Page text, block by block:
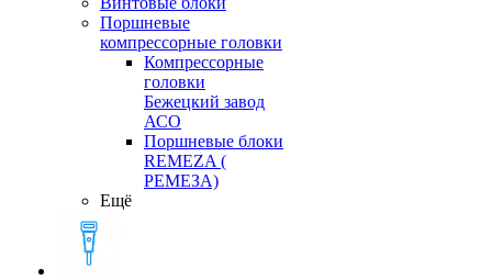
Поршневые
компрессорные головки
Компрессорные
головки
Бежецкий завод
АСО
Поршневые блоки
REMEZA (
РЕМЕЗА)
Ещё